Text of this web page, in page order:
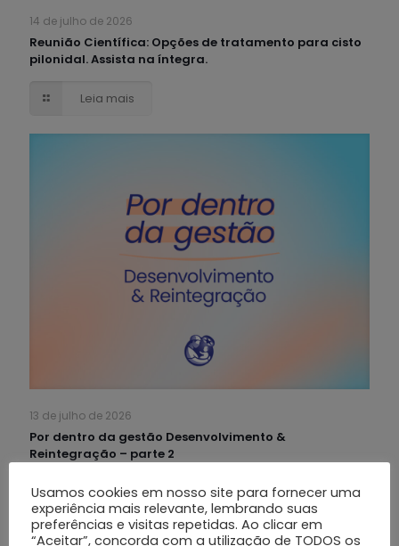
14 de julho de 2026
Reunião Científica: Opções de tratamento para cisto
pilonidal. Assista na íntegra.
Leia mais
13 de julho de 2026
Por dentro da gestão Desenvolvimento &
Reintegração – parte 2
Leia mais
Usamos cookies em nosso site para fornecer uma
experiência mais relevante, lembrando suas
preferências e visitas repetidas. Ao clicar em
“Aceitar”, concorda com a utilização de TODOS os